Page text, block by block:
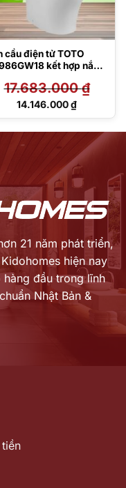
cầu điện tử TOTO
kết hợp nắp
C2 Simple
17.683.000₫
Giá
17.683.000 ₫.
14.146.000₫
Giá
14.146.000 ₫.
21 năm phát triển,
Kidohomes hiện nay
đầu trong lĩnh
Nhật Bản &